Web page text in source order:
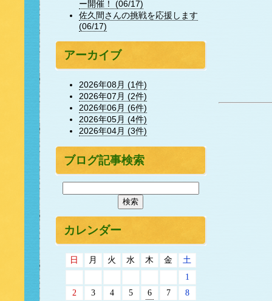
ー開催！ (06/17)
佐久間さんの挑戦を応援します
(06/17)
アーカイブ
2026年08月 (1件)
2026年07月 (2件)
2026年06月 (6件)
2026年05月 (4件)
2026年04月 (3件)
ブログ記事検索
カレンダー
日 月 火 水 木 金
土
1
2
3 4 5 6 7
8